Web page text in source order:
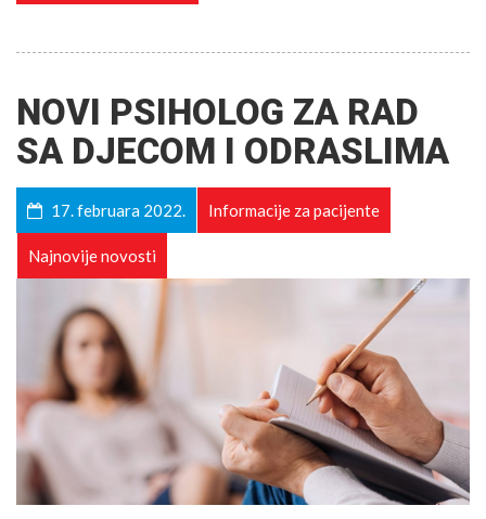
NOVI PSIHOLOG ZA RAD
SA DJECOM I ODRASLIMA
17. februara 2022. Informacije za pacijente
Najnovije novosti